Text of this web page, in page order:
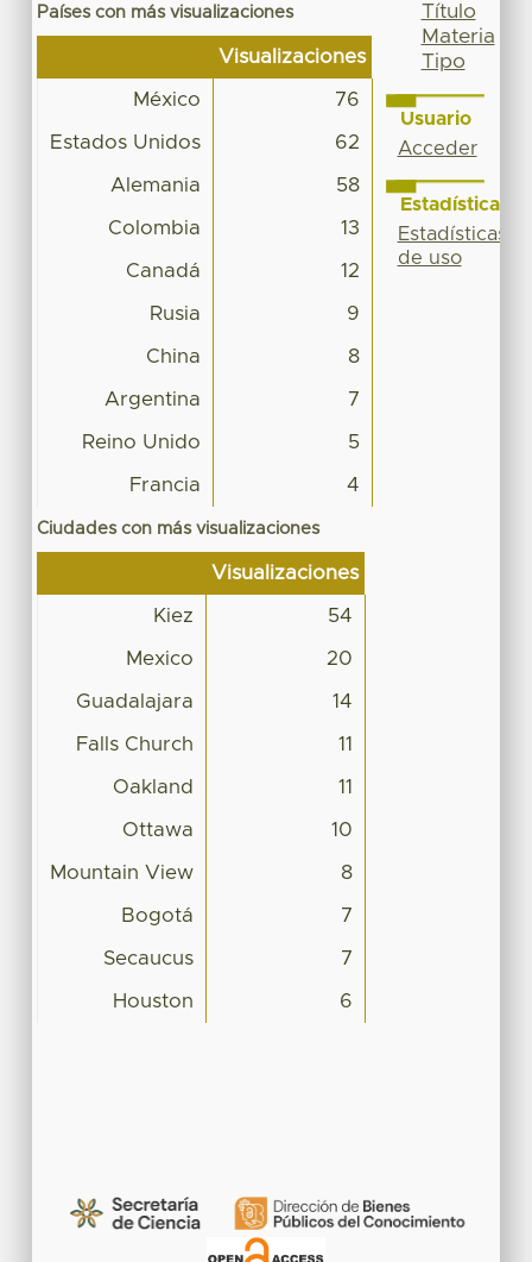
Países con más visualizaciones
Visualizaciones
México 76
Estados Unidos 62
Alemania 58
Colombia 13
Canadá 12
Rusia 9
China 8
Argentina 7
Reino Unido 5
Francia 4
Ciudades con más visualizaciones
Visualizaciones
Kiez 54
Mexico 20
Guadalajara 14
Falls Church 11
Oakland 11
Ottawa 10
Mountain View 8
Bogotá 7
Secaucus 7
Houston 6
Título
Materia
Tipo
Usuario
Acceder
Estadísticas
Estadísticas
de uso